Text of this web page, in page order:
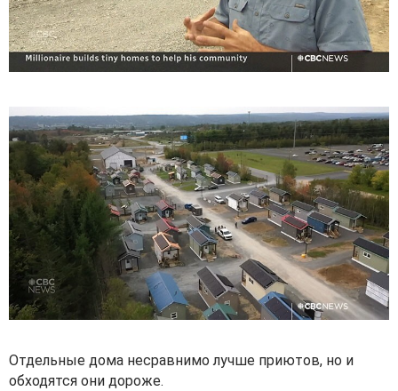
Отдельные дома несравнимо лучше приютов, но и
обходятся они дороже.